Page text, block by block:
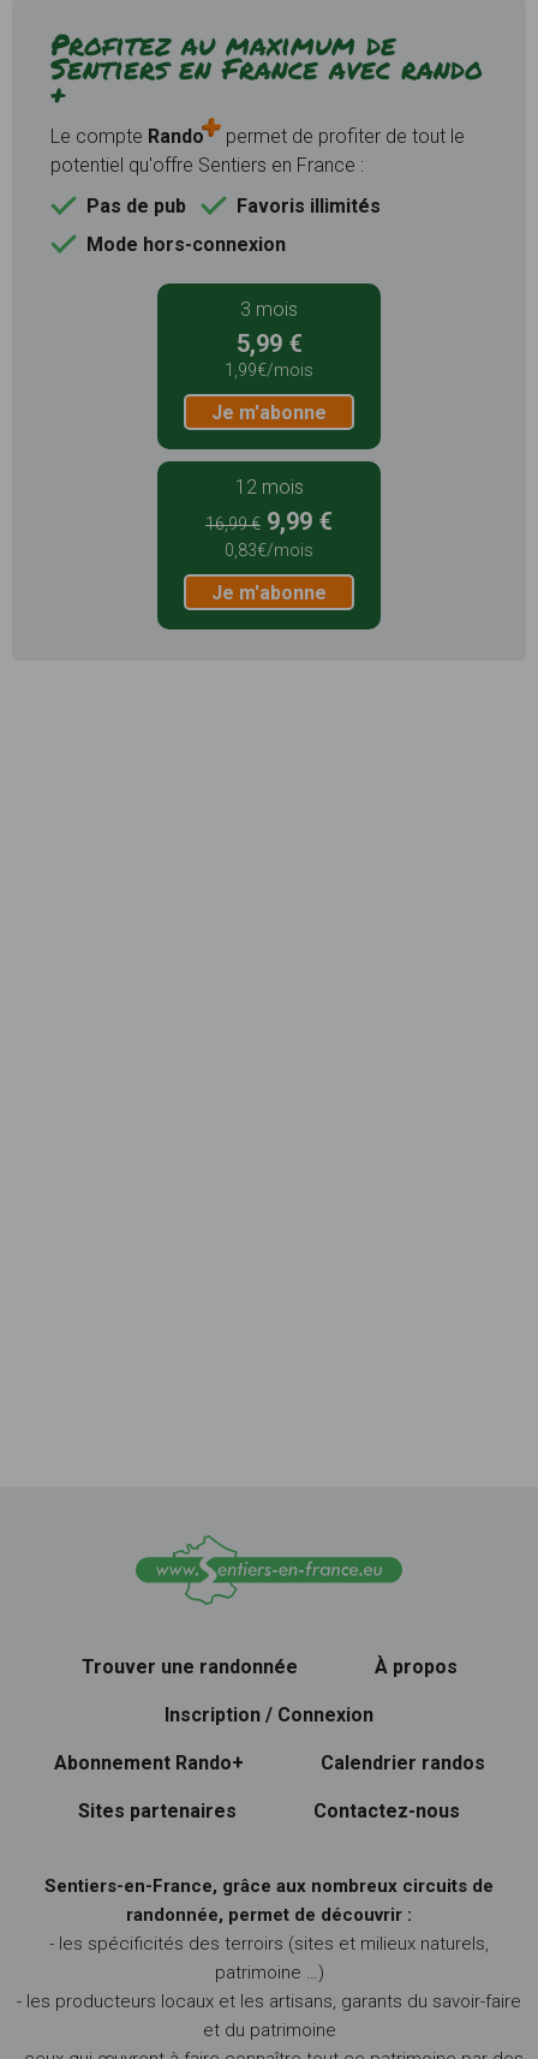
Profitez au maximum de
Sentiers en France avec rando
+
Le compte Rando
permet de profiter de tout le
potentiel qu'offre Sentiers en France :
Pas de pub
Favoris illimités
Mode hors-connexion
3 mois
5,99 €
1,99€/mois
Je m'abonne
12 mois
16,99 € 9,99 €
0,83€/mois
Je m'abonne
Trouver une randonnée À propos
Inscription / Connexion
Abonnement Rando+ Calendrier randos
Sites partenaires Contactez-nous
Sentiers-en-France, grâce aux nombreux circuits de
randonnée, permet de découvrir :
- les spécificités des terroirs (sites et milieux naturels,
patrimoine …)
- les producteurs locaux et les artisans, garants du savoir-faire
et du patrimoine